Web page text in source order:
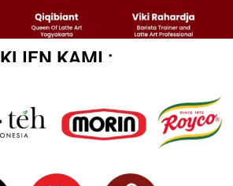
KLIEN KAMI :